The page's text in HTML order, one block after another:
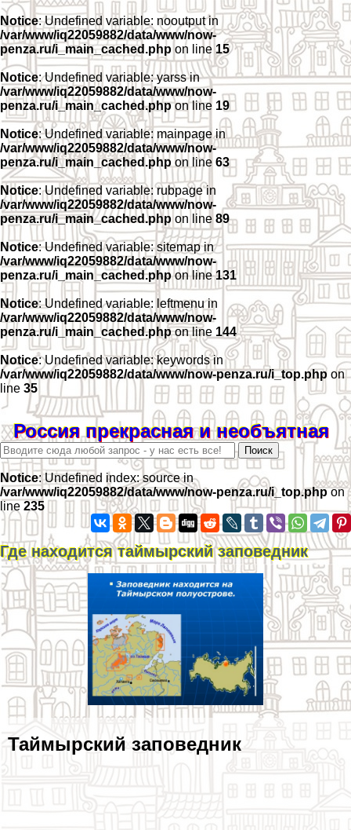
Notice: Undefined variable: nooutput in
/var/www/iq22059882/data/www/now-
penza.ru/i_main_cached.php on line 15
Notice: Undefined variable: yarss in
/var/www/iq22059882/data/www/now-
penza.ru/i_main_cached.phpon line 19
Notice: Undefined variable: mainpage in
/var/www/iq22059882/data/www/now-
penza.ru/i_main_cached.php on line 63
Notice: Undefined variable: rubpage in
/var/www/iq22059882/data/www/now-
penza.ru/i_main_cached.php on line 89
Notice: Undefined variable: sitemap in
/var/www/iq22059882/data/www/now-
penza.ru/i_main_cached.phpon line131
Notice: Undefined variable: leftmenu in
/var/www/iq22059882/data/www/now-
penza.ru/i_main_cached.phpon line 144
Notice: Undefined variable: keywords in
/var/www/iq22059882/data/www/now-penza.ru/i_top.php on
line 35
Россия прекрасная и необъятная
Notice: Undefined index: source in
/var/www/iq22059882/data/www/now-penza.ru/i_top.phpon
line 235
Где находится таймырский заповедник
Таймырский заповедник